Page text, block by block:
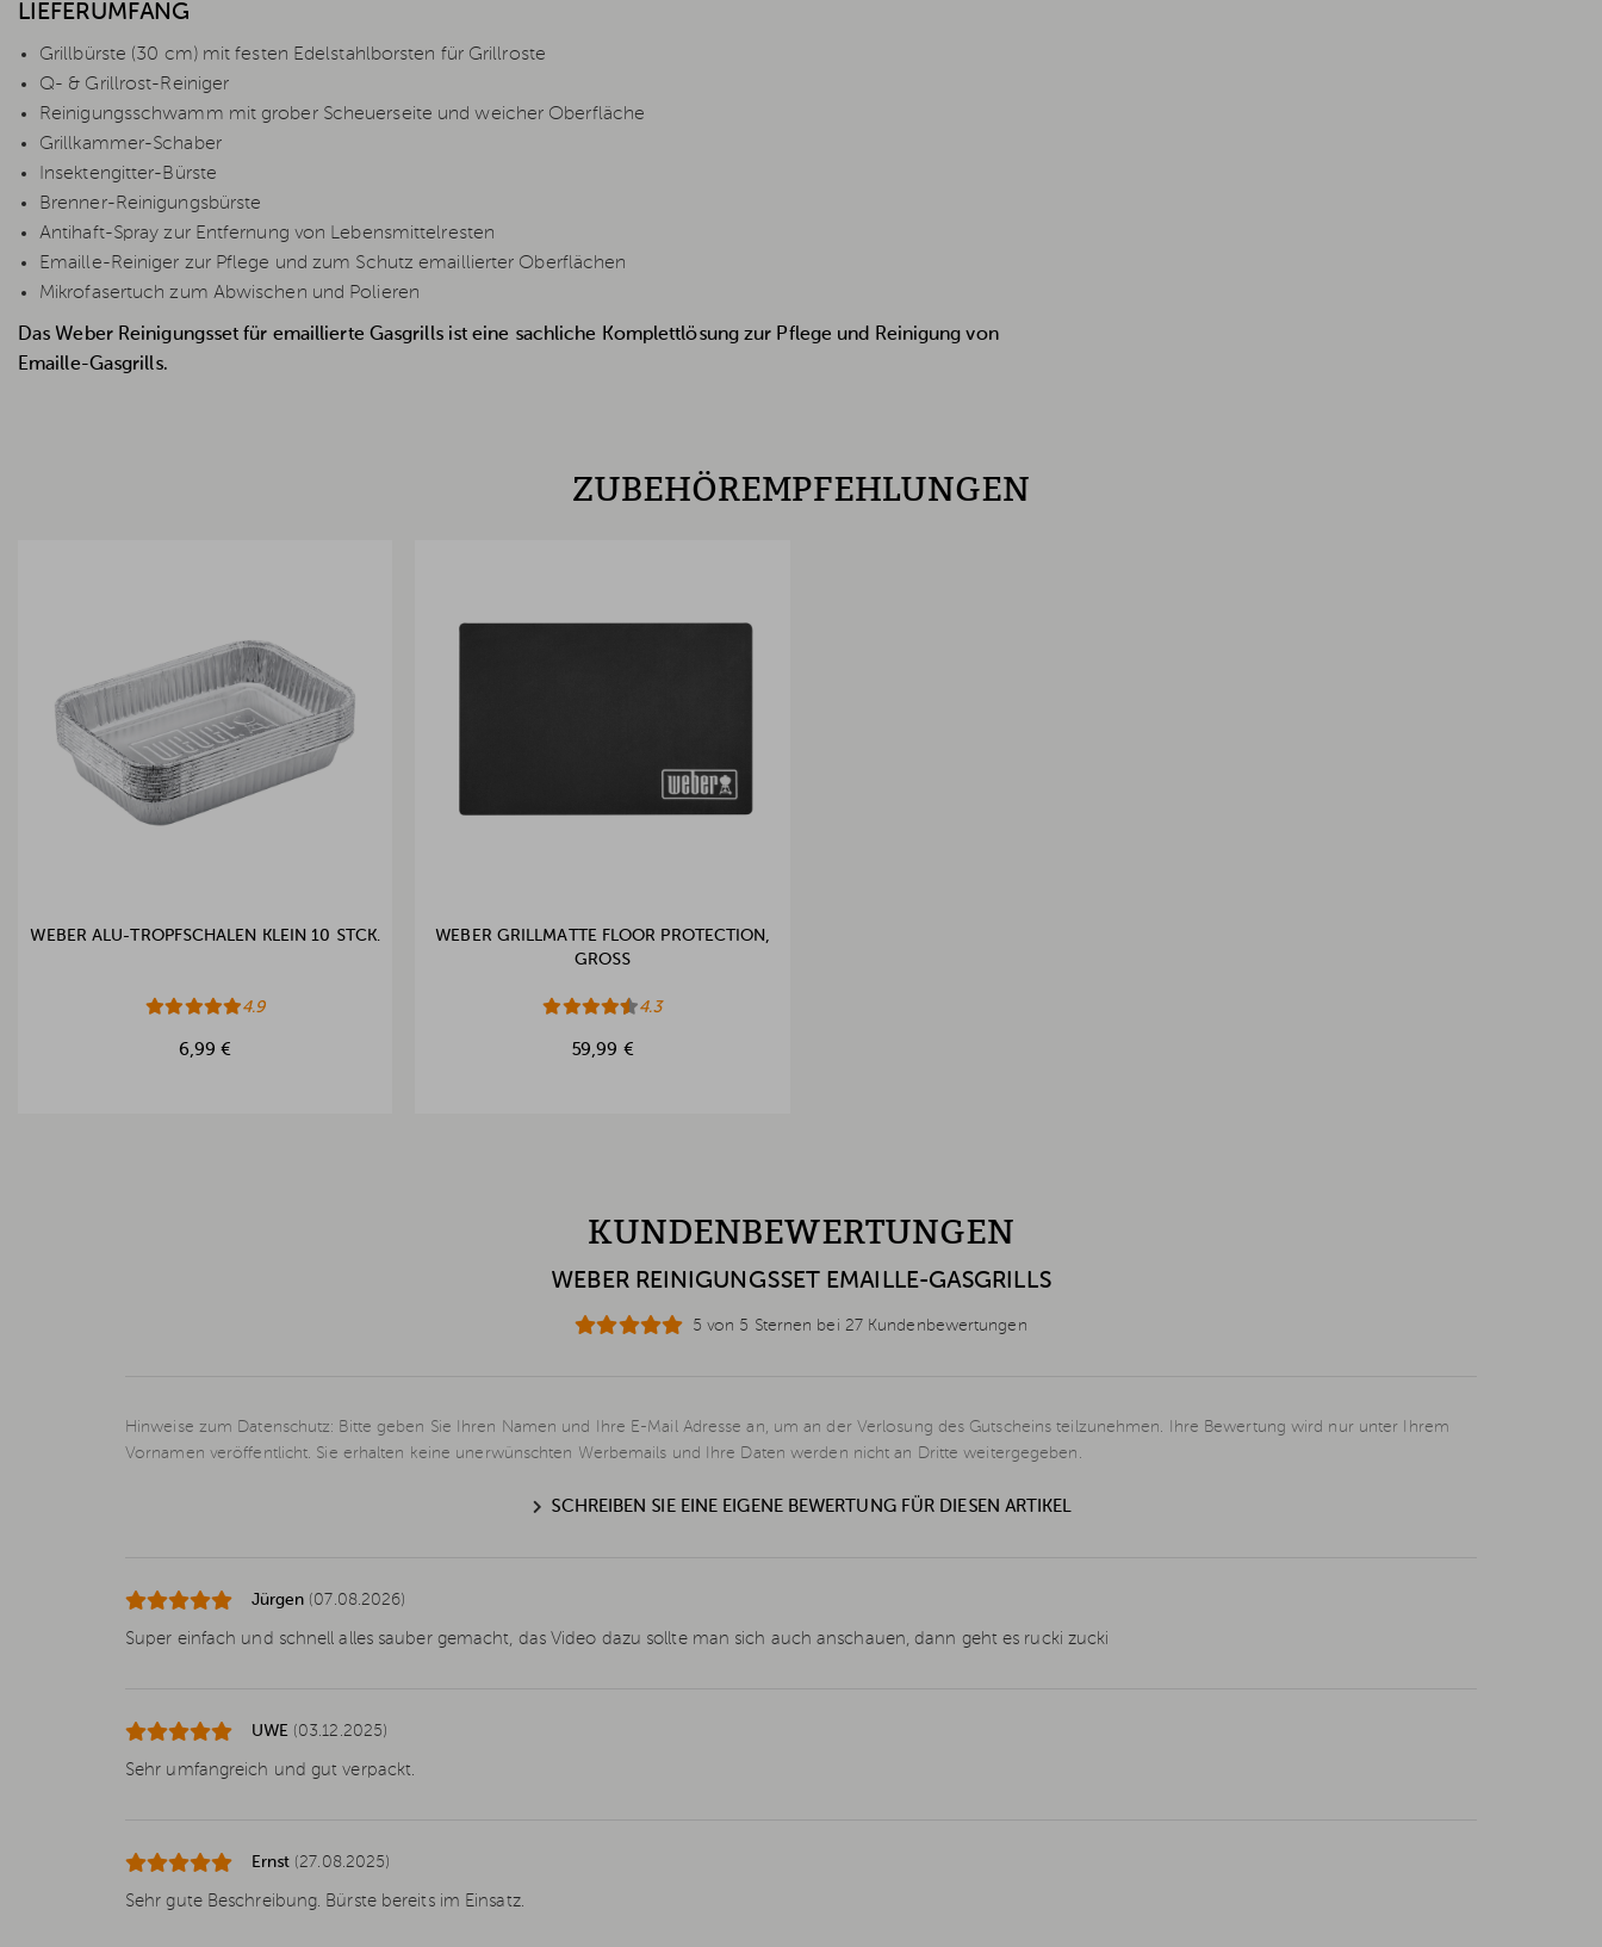
LIEFERUMFANG
Grillbürste (30 cm) mit festen Edelstahlborsten für Grillroste
Q- & Grillrost-Reiniger
Reinigungsschwamm mit grober Scheuerseite und weicher Oberfläche
Grillkammer-Schaber
Insektengitter-Bürste
Brenner-Reinigungsbürste
Antihaft-Spray zur Entfernung von Lebensmittelresten
Emaille-Reiniger zur Pflege und zum Schutz emaillierter Oberflächen
Mikrofasertuch zum Abwischen und Polieren
Das Weber Reinigungsset für emaillierte Gasgrills ist eine sachliche Komplettlösung zur Pflege und Reinigung von
Emaille-Gasgrills.
ZUBEHÖREMPFEHLUNGEN
WEBER ALU-TROPFSCHALEN KLEIN 10 STCK.
4.9
6,99 €
WEBER GRILLMATTE FLOOR PROTECTION,
GROSS
4.3
59,99 €
KUNDENBEWERTUNGEN
WEBER REINIGUNGSSET EMAILLE-GASGRILLS
5 von 5 Sternen bei 27 Kundenbewertungen
Hinweise zum Datenschutz: Bitte geben Sie Ihren Namen und Ihre E-Mail Adresse an, um an der Verlosung des Gutscheins teilzunehmen. Ihre Bewertung wird nur unter Ihrem
Vornamen veröffentlicht. Sie erhalten keine unerwünschten Werbemails und Ihre Daten werden nicht an Dritte weitergegeben.
SCHREIBEN SIE EINE EIGENE BEWERTUNG FÜR DIESEN ARTIKEL
Jürgen (07.08.2026)
Super einfach und schnell alles sauber gemacht, das Video dazu sollte man sich auch anschauen, dann geht es rucki zucki
UWE (03.12.2025)
Sehr umfangreich und gut verpackt.
Ernst (27.08.2025)
Sehr gute Beschreibung. Bürste bereits im Einsatz.